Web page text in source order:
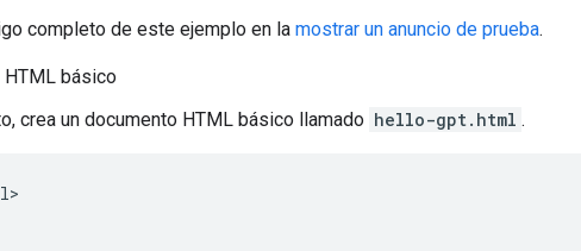
completo de este ejemplo en la mostrar un anuncio de prueba.
HTML básico
crea un documento HTML básico llamado hello-gpt.html .